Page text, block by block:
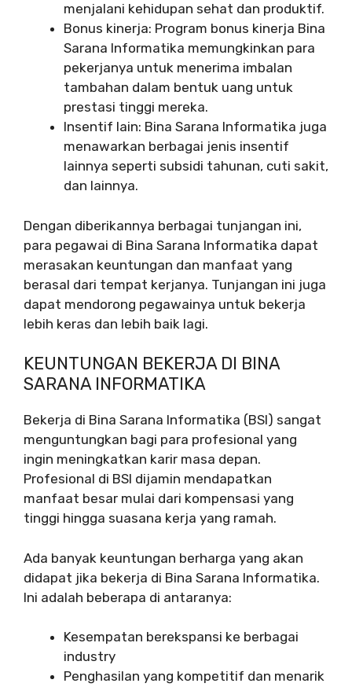
menjalani kehidupan sehat dan produktif.
Bonus kinerja: Program bonus kinerja Bina
Sarana Informatika memungkinkan para
pekerjanya untuk menerima imbalan
tambahan dalam bentuk uang untuk
prestasi tinggi mereka.
Insentif lain: Bina Sarana Informatika juga
menawarkan berbagai jenis insentif
lainnya seperti subsidi tahunan, cuti sakit,
dan lainnya.
Dengan diberikannya berbagai tunjangan ini,
para pegawai di Bina Sarana Informatika dapat
merasakan keuntungan dan manfaat yang
berasal dari tempat kerjanya. Tunjangan ini juga
dapat mendorong pegawainya untuk bekerja
lebih keras dan lebih baik lagi.
KEUNTUNGAN BEKERJA DI BINA
SARANA INFORMATIKA
Bekerja di Bina Sarana Informatika (BSI) sangat
menguntungkan bagi para profesional yang
ingin meningkatkan karir masa depan.
Profesional di BSI dijamin mendapatkan
manfaat besar mulai dari kompensasi yang
tinggi hingga suasana kerja yang ramah.
Ada banyak keuntungan berharga yang akan
didapat jika bekerja di Bina Sarana Informatika.
Ini adalah beberapa di antaranya:
Kesempatan berekspansi ke berbagai
industry
Penghasilan yang kompetitif dan menarik